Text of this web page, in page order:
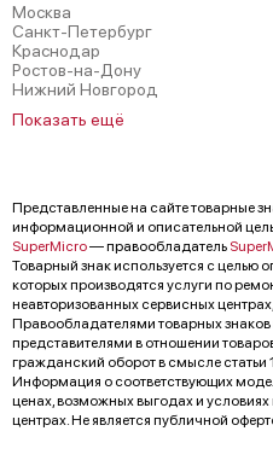
Москва
Санкт-Петербург
Краснодар
Ростов-на-Дону
Нижний Новгород
Показать ещё
Представленные на сайте товарные
информационной и описательной
SuperMicro— правообладатель
Товарный знак используется с целью
которых производятся услуги по
неавторизованных сервисных
Правообладателями товарных
представителями в отношении
гражданский оборот в смысле статьи
Информация о соответствующих
ценах, возможных выгодах и
центрах. Не является публичной